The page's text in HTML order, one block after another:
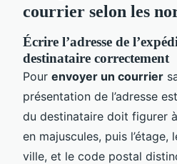
courrier selon les
Écrire l’adresse de
destinataire correctement
Pour envoyer un courrier
présentation de l’adresse
du destinataire doit figurer
en majuscules, puis l’étage,
ville, et le code postal